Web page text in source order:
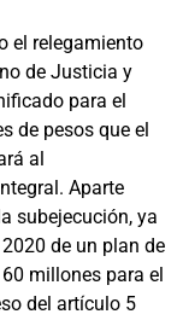
el relegamiento
de Justicia y
para el
de pesos que el
al
Aparte
subejecución, ya
de un plan de
millones para el
del artículo 5